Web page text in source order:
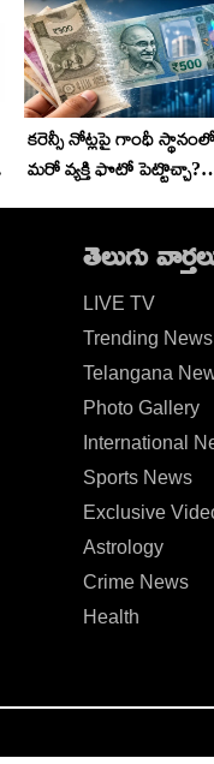
కరెన్సీ నోట్లపై గాంధీ స్థానంలో
మరో వ్యక్తి ఫొటో పెట్టొచ్చా?
తెలుగు
LIVE TV
Trending News
Telangana
Photo Gallery
International
Sports News
Exclusive
Astrology
Crime News
Health